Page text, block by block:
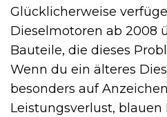
Glücklicherweise
Dieselmotoren ab 2008
Bauteile, die dieses
Wenn du ein älteres
besonders auf
Leistungsverlust, blauen